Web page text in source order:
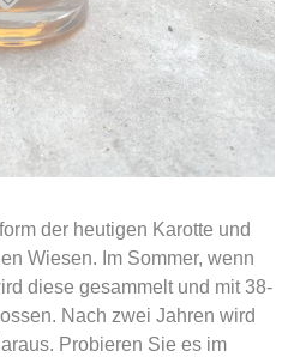
der heutigen Karotte und
Wiesen. Im Sommer, wenn
diese gesammelt und mit 38-
Nach zwei Jahren wird
Probieren Sie es im